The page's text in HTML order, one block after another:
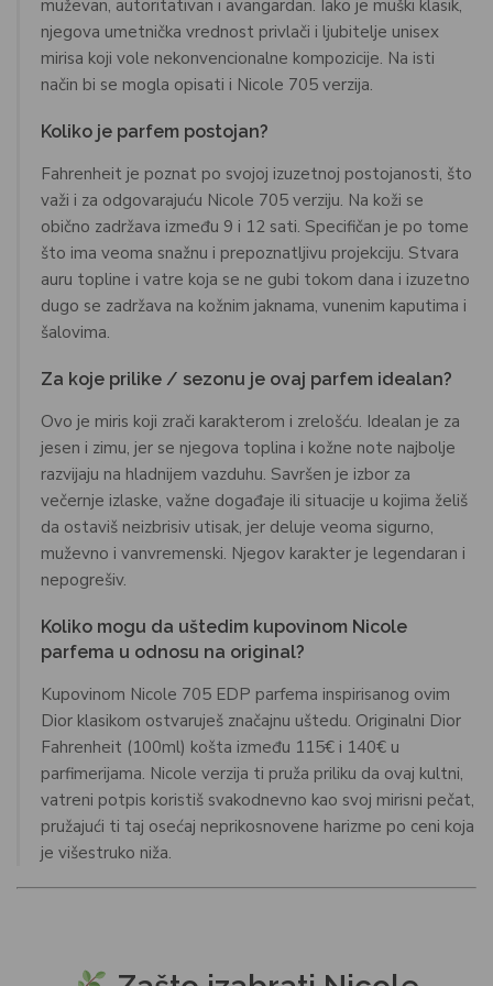
muževan, autoritativan i avangardan. Iako je muški klasik,
njegova umetnička vrednost privlači i ljubitelje unisex
mirisa koji vole nekonvencionalne kompozicije. Na isti
način bi se mogla opisati i Nicole 705 verzija.
Koliko je parfem postojan?
Fahrenheit je poznat po svojoj izuzetnoj postojanosti, što
važi i za odgovarajuću Nicole 705 verziju. Na koži se
obično zadržava između 9 i 12 sati. Specifičan je po tome
što ima veoma snažnu i prepoznatljivu projekciju. Stvara
auru topline i vatre koja se ne gubi tokom dana i izuzetno
dugo se zadržava na kožnim jaknama, vunenim kaputima i
šalovima.
Za koje prilike / sezonu je ovaj parfem idealan?
Ovo je miris koji zrači karakterom i zrelošću. Idealan je za
jesen i zimu, jer se njegova toplina i kožne note najbolje
razvijaju na hladnijem vazduhu. Savršen je izbor za
večernje izlaske, važne događaje ili situacije u kojima želiš
da ostaviš neizbrisiv utisak, jer deluje veoma sigurno,
muževno i vanvremenski. Njegov karakter je legendaran i
nepogrešiv.
Koliko mogu da uštedim kupovinom Nicole
parfema u odnosu na original?
Kupovinom Nicole 705 EDP parfema inspirisanog ovim
Dior klasikom ostvaruješ značajnu uštedu. Originalni Dior
Fahrenheit (100ml) košta između 115€ i 140€ u
parfimerijama. Nicole verzija ti pruža priliku da ovaj kultni,
vatreni potpis koristiš svakodnevno kao svoj mirisni pečat,
pružajući ti taj osećaj neprikosnovene harizme po ceni koja
je višestruko niža.